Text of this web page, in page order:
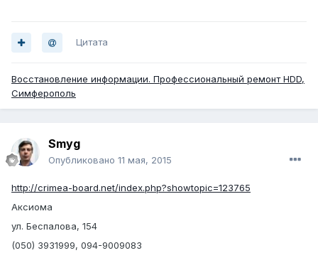
Цитата
Восстановление информации. Профессиональный ремонт HDD,
Симферополь
Smyg
Опубликовано 11 мая, 2015
http://crimea-board.net/index.php?showtopic=123765
Аксиома
ул. Беспалова, 154
(050) 3931999, 094-9009083